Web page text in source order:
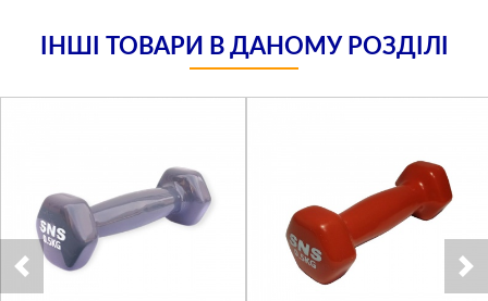
ІНШІ ТОВАРИ В ДАНОМУ РОЗДІЛІ